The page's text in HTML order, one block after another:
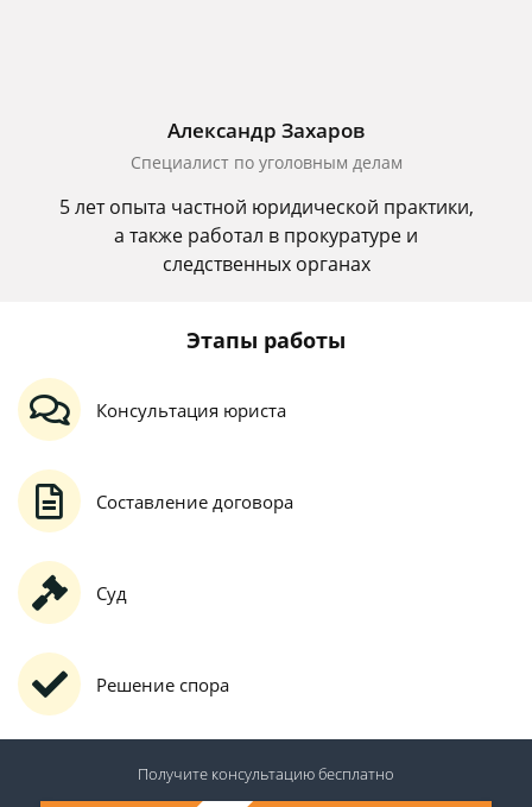
Александр Захаров
Специалист по уголовным делам
5 лет опыта частной юридической практики,
а также работал в прокуратуре и
следственных органах
Этапы работы
Консультация юриста
Составление договора
Суд
Решение спора
Получите консультациюбесплатно